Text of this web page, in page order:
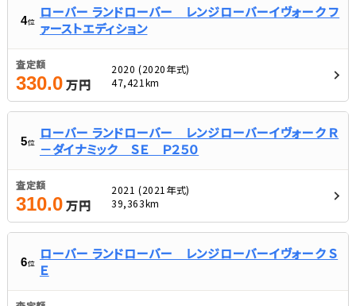
4位
ローバー ランドローバー レンジローバーイヴォーク フ
ァーストエディション
査定額
330.0万円
2020 (2020年式)
47,421km
5位
ローバー ランドローバー レンジローバーイヴォーク Ｒ
－ダイナミック ＳＥ Ｐ２５０
査定額
310.0万円
2021 (2021年式)
39,363km
6位
ローバー ランドローバー レンジローバーイヴォーク Ｓ
Ｅ